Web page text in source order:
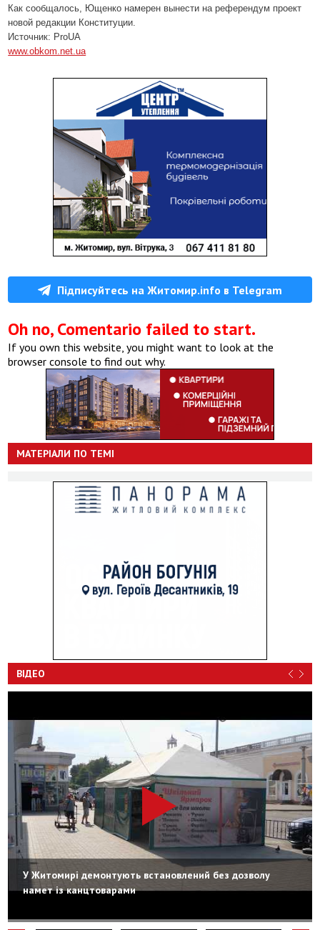
Как сообщалось, Ющенко намерен вынести на референдум проект
новой редакции Конституции.
Источник: ProUA
www.obkom.net.ua
Підписуйтесь на Житомир.info в Telegram
Oh no, Comentario failed to start.
If you own this website, you might want to look at the
browser console to find out why.
МАТЕРІАЛИ ПО ТЕМІ
ВІДЕО
У Житомирі демонтують встановлений без дозволу
намет із канцтоварами